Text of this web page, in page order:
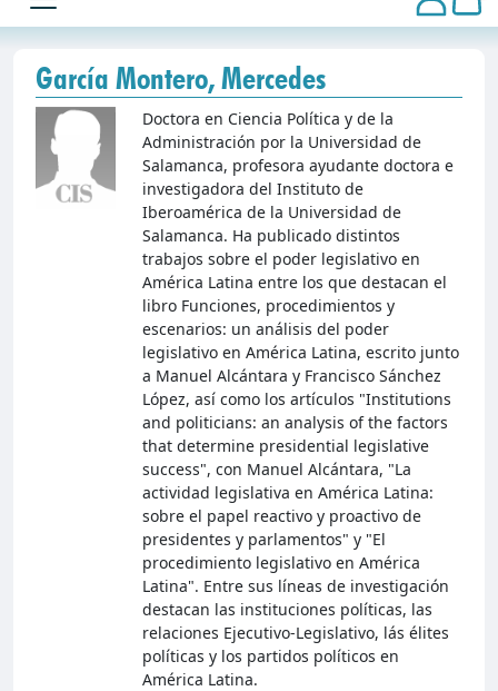
García Montero, Mercedes
Doctora en Ciencia Política y de la
Administración por la Universidad de
Salamanca, profesora ayudante doctora e
investigadora del Instituto de
Iberoamérica de la Universidad de
Salamanca. Ha publicado distintos
trabajos sobre el poder legislativo en
América Latina entre los que destacan el
libro Funciones, procedimientos y
escenarios: un análisis del poder
legislativo en América Latina, escrito junto
a Manuel Alcántara y Francisco Sánchez
López, así como los artículos "Institutions
and politicians: an analysis of the factors
that determine presidential legislative
success", con Manuel Alcántara, "La
actividad legislativa en América Latina:
sobre el papel reactivo y proactivo de
presidentes y parlamentos" y "El
procedimiento legislativo en América
Latina". Entre sus líneas de investigación
destacan las instituciones políticas, las
relaciones Ejecutivo-Legislativo, lás élites
políticas y los partidos políticos en
América Latina.